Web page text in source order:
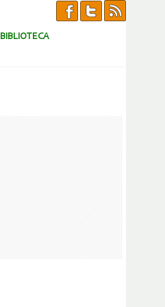
BIBLIOTECA